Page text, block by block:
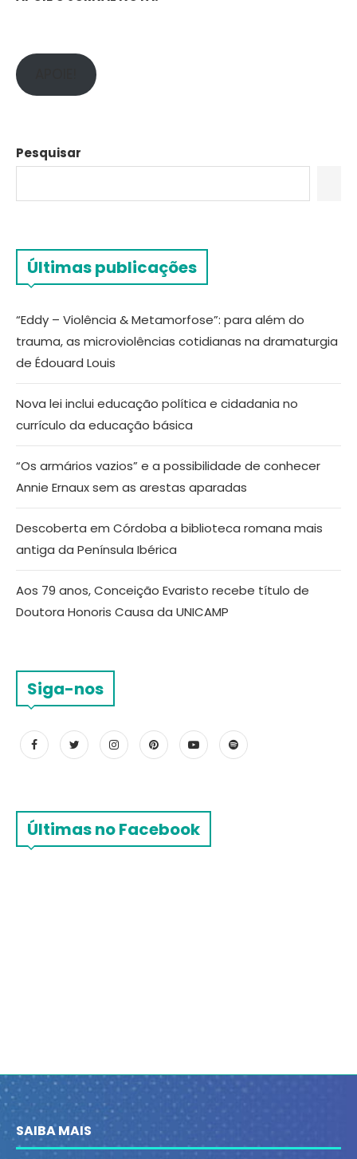
Pesquisar
Últimas publicações
“Eddy – Violência & Metamorfose”: para além do
trauma, as microviolências cotidianas na dramaturgia
de Édouard Louis
Nova lei inclui educação política e cidadania no
currículo da educação básica
“Os armários vazios” e a possibilidade de conhecer
Annie Ernaux sem as arestas aparadas
Descoberta em Córdoba a biblioteca romana mais
antiga da Península Ibérica
Aos 79 anos, Conceição Evaristo recebe título de
Doutora Honoris Causa da UNICAMP
Siga-nos
Últimas no Facebook
SAIBA MAIS